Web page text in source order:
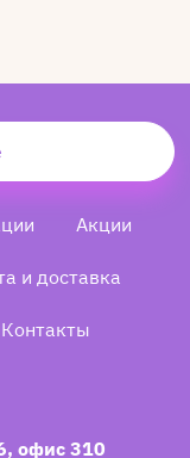
Акции
и доставка
Контакты
офис 310